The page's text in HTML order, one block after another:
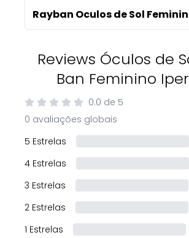
Rayban Oculos de Sol
Reviews Óculos de
Ban Feminino
0.0 de 5
0 avaliações globais
5 Estrelas
4 Estrelas
3 Estrelas
2 Estrelas
1 Estrelas